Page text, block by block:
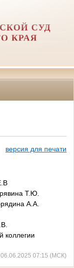
СУД
КРАЯ
версия для печати
Т.Ю.
А.А.
коллегии
06.06.2025 07:15 (МСК)